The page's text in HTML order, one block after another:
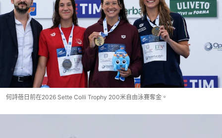
何詩蓓日前在2026 Sette Colli Trophy 200米自由泳賽奪金。